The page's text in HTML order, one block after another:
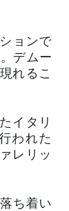
ョンで
デムー
れるこ
イタリ
われた
レリッ
ち着い